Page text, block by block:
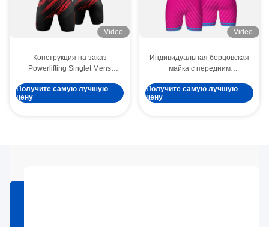
Video
Конструкция на заказ
Powerlifting Singlet Mens
Seamless Stitching Wrestling
Singlet Spandex Polyester
Получите самую лучшую
цену
Video
Индивидуальная борцовская
майка с передним
персонализированная
Получите самую лучшую
цену